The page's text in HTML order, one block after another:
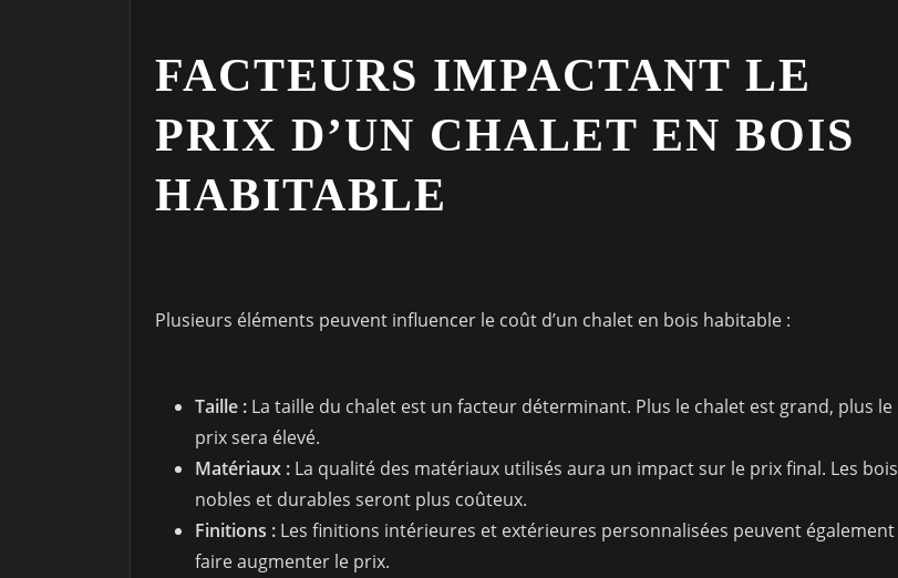
FACTEURS IMPACTANT LE
PRIX D’UN CHALET EN BOIS
HABITABLE
Plusieurs éléments peuvent influencer le coût d’un chalet en bois habitable :
Taille : La taille du chalet est un facteur déterminant. Plus le chalet est grand, plus le
prix sera élevé.
Matériaux : La qualité des matériaux utilisés aura un impact sur le prix final. Les bois
nobles et durables seront plus coûteux.
Finitions : Les finitions intérieures et extérieures personnalisées peuvent également
faire augmenter le prix.